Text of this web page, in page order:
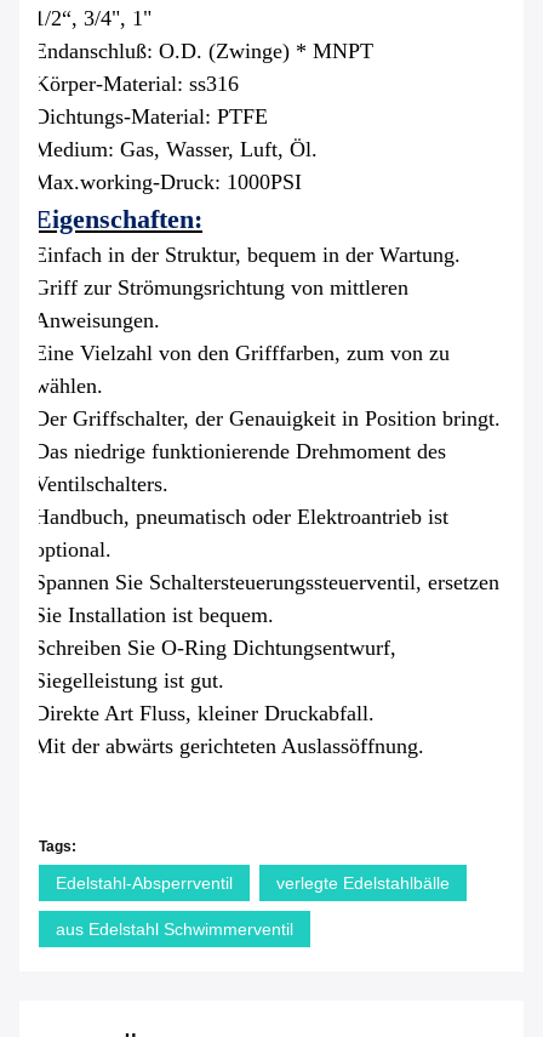
1/2“, 3/4", 1"
Endanschluß: O.D. (Zwinge) * MNPT
Körper-Material: ss316
Dichtungs-Material: PTFE
Medium: Gas, Wasser, Luft, Öl.
Max.working-Druck: 1000PSI
Eigenschaften:
Einfach in der Struktur, bequem in der Wartung.
Griff zur Strömungsrichtung von mittleren
Anweisungen.
Eine Vielzahl von den Grifffarben, zum von zu
wählen.
Der Griffschalter, der Genauigkeit in Position bringt.
Das niedrige funktionierende Drehmoment des
Ventilschalters.
Handbuch, pneumatisch oder Elektroantrieb ist
optional.
Spannen Sie Schaltersteuerungssteuerventil, ersetzen
Sie Installation ist bequem.
Schreiben Sie O-Ring Dichtungsentwurf,
Siegelleistung ist gut.
Direkte Art Fluss, kleiner Druckabfall.
Mit der abwärts gerichteten Auslassöffnung.
Tags:
Edelstahl-Absperrventil verlegte Edelstahlbälle
aus Edelstahl Schwimmerventil